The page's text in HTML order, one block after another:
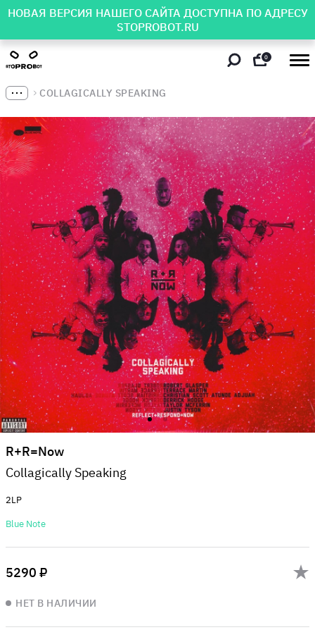
НОВАЯ ВЕРСИЯ НАШЕГО САЙТА ДОСТУПНА ПО АДРЕСУ
STOPROBOT.RU
0
COLLAGICALLY SPEAKING
R+R=Now
Collagically Speaking
2LP
Blue Note
5290 ₽
НЕТ В НАЛИЧИИ